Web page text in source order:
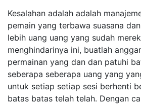
Kesalahan adalah adalah
pemain yang terbawa suasana
lebih uang uang yang sudah
menghindarinya ini, buatlah
permainan yang dan dan patuhi
seberapa seberapa uang yang
untuk setiap setiap sesi berhenti
batas batas telah telah. Dengan